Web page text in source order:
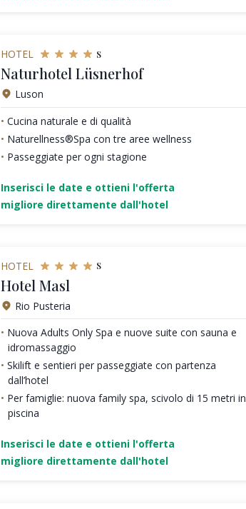
HOTEL s
Naturhotel Lüsnerhof
Luson
Cucina naturale e di qualità
Naturellness®Spa con tre aree wellness
Passeggiate per ogni stagione
Inserisci le date e ottieni l'offerta
migliore direttamente dall'hotel
HOTEL s
Hotel Masl
Rio Pusteria
Nuova Adults Only Spa e nuove suite con sauna e
idromassaggio
Skilift e sentieri per passeggiate con partenza
dall’hotel
Per famiglie: nuova family spa, scivolo di 15 metri in
piscina
Inserisci le date e ottieni l'offerta
migliore direttamente dall'hotel